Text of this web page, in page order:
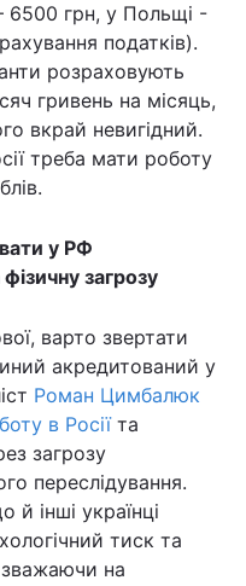
6500 грн, у Польщі -
податків).
розраховують
гривень на місяць,
вкрай невигідний.
треба мати роботу
у РФ
загрозу
варто звертати
акредитований у
Роман Цимбалюк
в Росіїта
загрозу
переслідування.
й інші українці
тиск та
зважаючи на